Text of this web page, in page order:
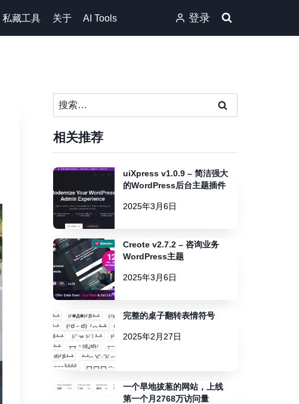
私藏工具 关于 AI Tools 登录
搜
索：
相关推荐
uiXpress v1.0.9 – 简洁强大
的WordPress后台主题插件
2025年3月6日
Creote v2.7.2 – 咨询业务
WordPress主题
2025年3月6日
完整的桌子翻转表情符号
2025年2月27日
一个旱地拔葱的网站，上线
第一个月2768万访问量